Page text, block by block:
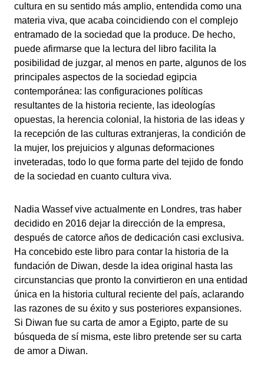
cultura en su sentido más amplio, entendida como una
materia viva, que acaba coincidiendo con el complejo
entramado de la sociedad que la produce. De hecho,
puede afirmarse que la lectura del libro facilita la
posibilidad de juzgar, al menos en parte, algunos de los
principales aspectos de la sociedad egipcia
contemporánea: las configuraciones políticas
resultantes de la historia reciente, las ideologías
opuestas, la herencia colonial, la historia de las ideas y
la recepción de las culturas extranjeras, la condición de
la mujer, los prejuicios y algunas deformaciones
inveteradas, todo lo que forma parte del tejido de fondo
de la sociedad en cuanto cultura viva.
Nadia Wassef vive actualmente en Londres, tras haber
decidido en 2016 dejar la dirección de la empresa,
después de catorce años de dedicación casi exclusiva.
Ha concebido este libro para contar la historia de la
fundación de Diwan, desde la idea original hasta las
circunstancias que pronto la convirtieron en una entidad
única en la historia cultural reciente del país, aclarando
las razones de su éxito y sus posteriores expansiones.
Si Diwan fue su carta de amor a Egipto, parte de su
búsqueda de sí misma, este libro pretende ser su carta
de amor a Diwan.